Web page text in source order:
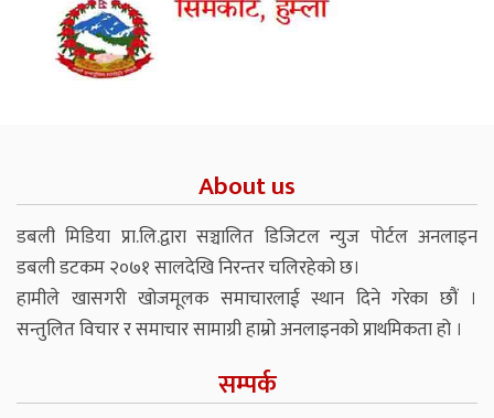
About us
डबली मिडिया प्रा.लि.द्वारा सञ्चालित डिजिटल न्युज पोर्टल अनलाइन
डबली डटकम २०७१ सालदेखि निरन्तर चलिरहेको छ।
हामीले खासगरी खोजमूलक समाचारलाई स्थान दिने गरेका छौं ।
सन्तुलित विचार र समाचार सामाग्री हाम्रो अनलाइनको प्राथमिकता हो ।
सम्पर्क